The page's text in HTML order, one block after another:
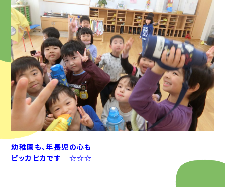
幼稚園も、年長児の心も
ピッカピカです ☆☆☆